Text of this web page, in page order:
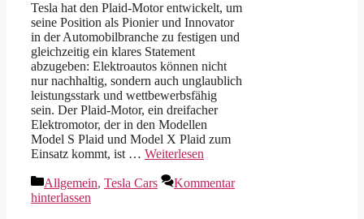
Tesla hat den Plaid-Motor entwickelt, um
seine Position als Pionier und Innovator
in der Automobilbranche zu festigen und
gleichzeitig ein klares Statement
abzugeben: Elektroautos können nicht
nur nachhaltig, sondern auch unglaublich
leistungsstark und wettbewerbsfähig
sein. Der Plaid-Motor, ein dreifacher
Elektromotor, der in den Modellen
Model S Plaid und Model X Plaid zum
Einsatz kommt, ist … Weiterlesen
Kategorien
Allgemein, Tesla Cars
Kommentar
hinterlassen